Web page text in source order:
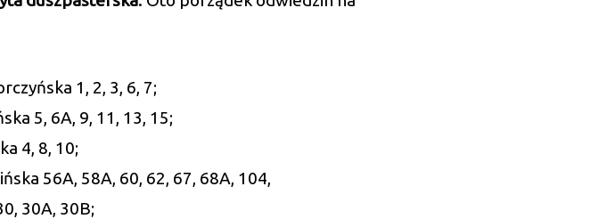
1, 2, 3, 6, 7;
5, 6A, 9, 11, 13, 15;
4, 8, 10;
56A, 58A, 60, 62, 67, 68A, 104,
30A, 30B;